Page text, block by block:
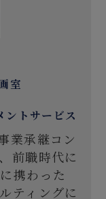
室
ントサービス
業承継コン
前職時代に
携わった
ティングに